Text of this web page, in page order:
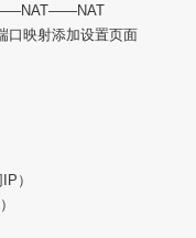
映射添加设置页面
）